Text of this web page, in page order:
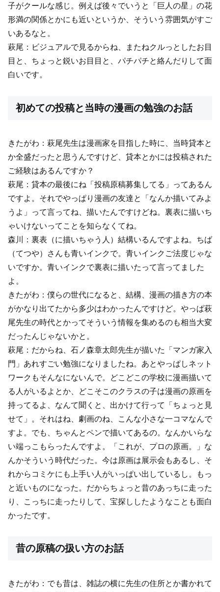
子がクールな感じ。例えば後々でいうと「巨人の星」の花
形満の関係とかにも近いというか、そういう雰囲気がすご
いあるなと。
萩尾：ビジュアルで見るからね、またねクルっとしたお目
目と、ちょっと鋭いお目目と、パチパチと絡んだりして面
白いです。
初めての投稿と当時の漫画の勉強のお話
きたがわ：萩尾先生は漫画家を目指した時に、当時貸本と
か全盛だったと思うんですけど、貸本とかには投稿された
ご経験はあるんですか？
萩尾：貸本の最後にね「投稿原稿募集してる」ってあるん
ですよ。それでやっぱり漫画の友達と「なんか描いてみよ
うよ」って言ってね、描いたんですけどね。裏表に描いち
ゃいけないってことを知らなくてね。
森川：裏表（に描いちゃう人）結構いるんですよね。ちば
（てつや）さんも青いインクで。青いインクご法度じゃな
いですか。青いインクで裏表に描いたって言ってました
よ。
きたがわ：僕らの世代になると、結構、漫画の描き方の本
がかなり出てたから多少はわかったんですけど。やっぱ萩
尾先生の時代とかってそういう情報を集めるのも相当大変
だったんじゃないかと。
萩尾：だからね、石ノ森章太郎先生が描いた「マンガ家入
門」あれすごい勉強になりましたね。あとやっぱしネット
ワークもそんなにないんで。どこどこの学校に漫画描いて
る人がいるよとか、どこそこのクラスの子は漫画の原画を
持ってるよ、なんて聞くと、出かけて行って「ちょっと見
せて」。それはね、劇画のね、こんな小さな一コマなんで
すよ。でも、ちゃんとペンで描いてあるの。なんかいらな
い端っこもらったんですよ。「これが、プロの原画。」な
んかそういう時代だった。今は原画は展示会もあるし、そ
れからコミケにも上手い人がいっぱい出しているし。もっ
と近いものになった。だからちょっと昔のあっちに走った
り、こっちに走ったりして、宝探ししたようなことも面白
かったです。
昔の原稿の扱い方のお話
きたがわ：でも昔は、雑誌の横に先生の住所とか書かれて